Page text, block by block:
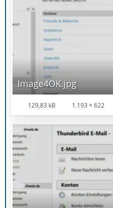
Image4OK.jpg
129,83 kB 1.193 × 622